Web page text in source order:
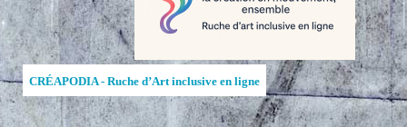
CRÉAPODIA - Ruche d’Art inclusive en ligne